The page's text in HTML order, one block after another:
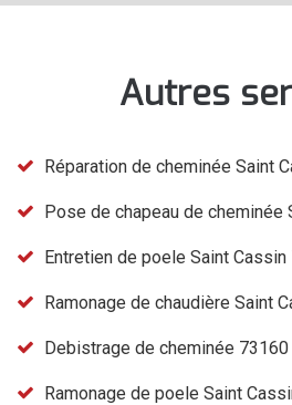
Autres
Réparation de cheminée Saint
Pose de chapeau de cheminée
Entretien de poele Saint
Ramonage de chaudière Saint
Debistrage de cheminée 73160
Ramonage de poele Saint